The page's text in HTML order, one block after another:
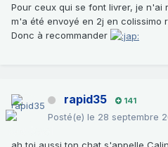
Pour ceux qui se font livrer, je n'ai
m'a été envoyé en 2j en colissimo
Donc à recommander
rapid35 141
Posté(e) le 28 septembre
ah toi aussi ton chat s'appelle